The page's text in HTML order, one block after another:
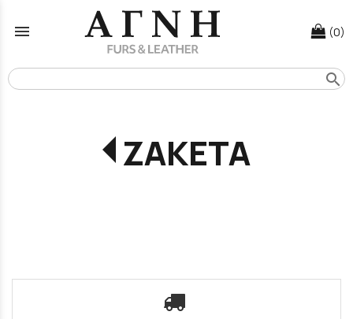
menu (0)
search
ΖΑΚΕΤΑ